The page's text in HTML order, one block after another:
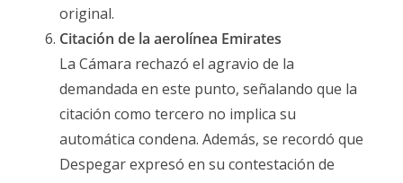
original.
Citación de la aerolínea Emirates
La Cámara rechazó el agravio de la
demandada en este punto, señalando que la
citación como tercero no implica su
automática condena. Además, se recordó que
Despegar expresó en su contestación de